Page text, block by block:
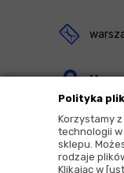
Polityka
Korzystamy
technologii
sklepu.
rodzaje
Klikając w
Nomos
ul.
83-